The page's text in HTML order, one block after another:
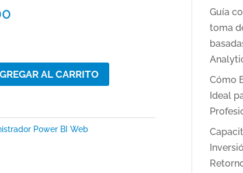
AL CARRITO
Power BI Web
Guía
toma
Cómo
Ideal